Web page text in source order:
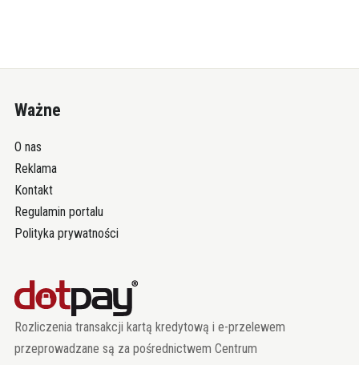
Ważne
O nas
Reklama
Kontakt
Regulamin portalu
Polityka prywatności
Rozliczenia transakcji kartą kredytową i e-przelewem
przeprowadzane są za pośrednictwem Centrum